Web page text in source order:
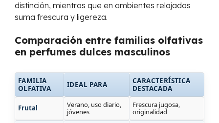
distinción, mientras que en ambientes relajados
suma frescura y ligereza.
Comparación entre familias olfativas
en perfumes dulces masculinos
FAMILIA
OLFATIVA
IDEAL PARA
CARACTERÍSTICA
DESTACADA
Frutal
Verano, uso diario,
jóvenes
Frescura jugosa,
originalidad